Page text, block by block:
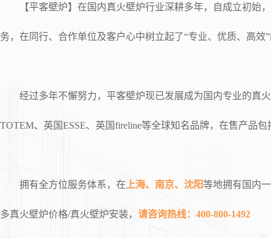
【平客壁炉】在国内真火壁炉行业深耕多年，自成立初始
务，在同行、合作单位及客户心中树立起了“专业、优质、高效
经过多年不懈努力，平客壁炉现已发展成为国内专业的真
TOTEM、英国ESSE、英国fireline等全球知名品牌，在售产品
拥有全方位服务体系，在 上海、南京、沈阳等地拥有国内
多真火壁炉价格/真火壁炉安装， 请咨询热线：400-800-1492